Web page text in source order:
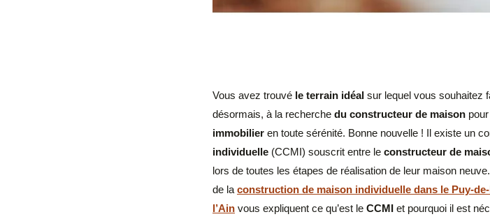
Vous avez trouvé le terrain idéal sur lequel vous souhaitez
désormais, à la recherche du constructeur de maison
immobilier en toute sérénité. Bonne nouvelle ! Il existe un
individuelle (CCMI) souscrit entre le constructeur de
lors de toutes les étapes de réalisation de leur maison
de la construction de maison individuelle dans le Puy-
l’Ain vous expliquent ce qu’est le CCMI et pourquoi il est